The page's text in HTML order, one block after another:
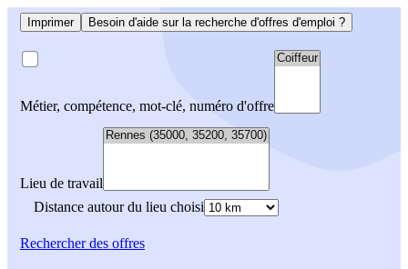
Imprimer Besoin d'aide sur la recherche d'offres d'emploi ?
Métier, compétence, mot-clé, numéro d'offre
Lieu de travail
Distance autour du lieu choisi
Rechercherdes offres